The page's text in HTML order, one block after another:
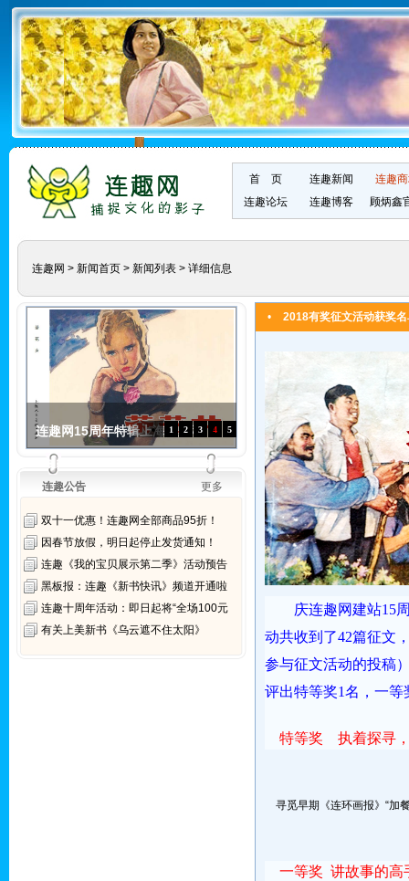
首 页 连趣新闻
连趣
连趣论坛
连趣博客 顾炳鑫
连趣网 > 新闻首页> 新闻列表> 详细信息
2018有奖征文活动获奖名单
1 2 3 4 5
连趣公告 更多
双十一优惠！连趣网全部商品95折！
因春节放假，明日起停止发货通知！
连趣《我的宝贝展示第二季》活动预告
黑板报：连趣《新书快讯》频道开通啦
连趣十周年活动：即日起将“全场100元
有关上美新书《乌云遮不住太阳》
• 2018有奖征文活动获奖名
庆连趣网建站15
动共收到了42篇征文
参与征文活动的投稿
评出特等奖1名，一等
特等奖 执着探寻
寻觅早期《连环画报》“
一等奖 讲故事的高